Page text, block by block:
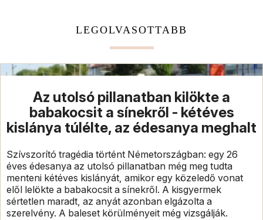
LEGOLVASOTTABB
Az utolsó pillanatban kilökte a
babakocsit a sínekről - kétéves
kislánya túlélte, az édesanya meghalt
Szívszorító tragédia történt Németországban: egy 26
éves édesanya az utolsó pillanatban még meg tudta
menteni kétéves kislányát, amikor egy közeledő vonat
elől lelökte a babakocsit a sínekről. A kisgyermek
sértetlen maradt, az anyát azonban elgázolta a
szerelvény. A baleset körülményeit még vizsgálják.